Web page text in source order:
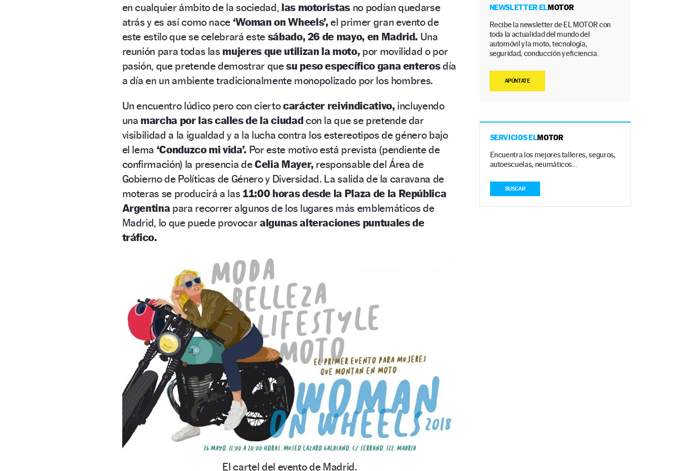
en cualquier ámbito de la sociedad, las motoristas no podían quedarse
atrás y es así como nace ‘Woman on Wheels’, el primer gran evento de
este estilo que se celebrará este sábado, 26 de mayo, en Madrid. Una
reunión para todas las mujeres que utilizan la moto, por movilidad o por
pasión, que pretende demostrar quesu peso específico gana enterosdía
a día en un ambiente tradicionalmente monopolizado por los hombres.
Un encuentro lúdico pero con ciertocarácter reivindicativo, incluyendo
una marcha por las calles de la ciudadcon la que se pretende dar
visibilidad a la igualdad y a la lucha contra los estereotipos de género bajo
el lema ‘Conduzco mi vida’. Por este motivo está prevista (pendiente de
confirmación) la presencia deCelia Mayer, responsable del Área de
Gobierno de Políticas de Género y Diversidad. La salida de la caravana de
moteras se producirá a las 11:00 horas desde la Plaza de la República
Argentina para recorrer algunos de los lugares más emblemáticos de
Madrid, lo que puede provocaralgunas alteraciones puntuales de
tráfico.
El cartel del evento de Madrid.
NEWSLETTER ELMOTOR
Recibe la newsletter de EL MOTOR con
toda la actualidad del mundo del
automóvil y la moto, tecnología,
seguridad, conducción y eficiencia.
APÚNTATE
SERVICIOS ELMOTOR
Encuentra los mejores talleres, seguros,
autoescuelas, neumáticos…
BUSCAR